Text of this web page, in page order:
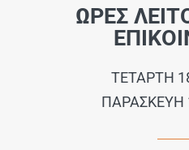
ΩΡΕΣ
ΤΕΤΑΡΤΗ
ΠΑΡΑΣΚΕΥΗ